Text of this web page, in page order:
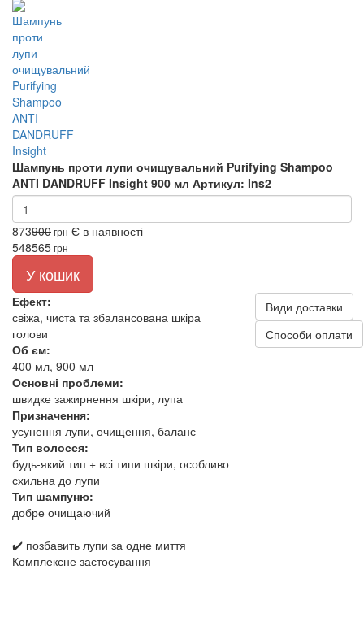
Шампунь проти лупи очищувальний Purifying Shampoo
ANTI DANDRUFF Insight 900 мл Артикул: Ins2
873900грн Є в наявності
548565грн
У кошик
Ефект:
свіжа, чиста та збалансована шкіра
голови
Об єм:
400 мл, 900 мл
Основні проблеми:
швидке зажирнення шкіри, лупа
Призначення:
усунення лупи, очищення, баланс
Тип волосся:
будь-який тип + всі типи шкіри, особливо
схильна до лупи
Тип шампуню:
добре очищаючий
Види доставки
Способи оплати
✔️ позбавить лупи за одне миття
Комплексне застосування